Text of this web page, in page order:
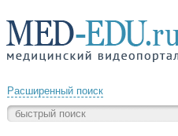
Расширенный поиск